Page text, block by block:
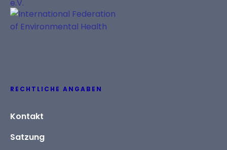
RECHTLICHE ANGABEN
Kontakt
Satzung